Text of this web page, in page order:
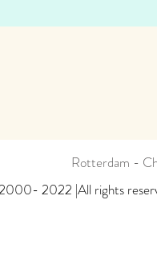
Rotterdam -
2022 |All rights